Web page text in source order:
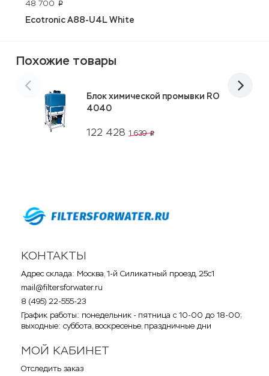
48 700 p
Ecotronic A88-U4L White
Похожие товары
122 428 1 639p
Блок химической промывки RO
4040
КОНТАКТЫ
Адрес склада: Москва, 1-й Силикатный проезд, 25с1
mail@filtersforwater.ru
8 (495) 22-555-23
График работы: понедельник - пятница с 10-00 до 18-00;
выходные: суббота, воскресенье, праздничные дни
МОЙ КАБИНЕТ
Отследить заказ